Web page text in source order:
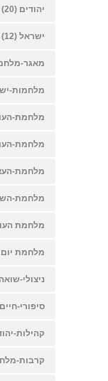
יהודים (20)
ישראל (12)
מאגר-
מלחמות-
מלחמת-
מלחמת-
מלחמת-
מלחמת-
מלחמת
מלחמת יום
ניצולי-שואה
סיפורי-חיים
קהילות-
קרבות-